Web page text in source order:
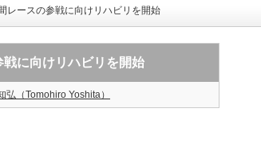
レースの参戦に向けリハビリを開始
戦に向けリハビリを開始
弘（Tomohiro Yoshita）